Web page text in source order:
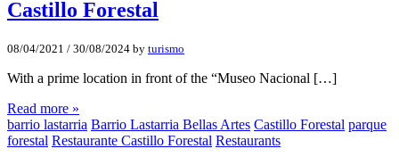
Castillo Forestal
08/04/2021 / 30/08/2024 by turismo
With a prime location in front of the “Museo Nacional […]
Read more »
barrio lastarria Barrio Lastarria Bellas Artes Castillo Forestal parque
forestal Restaurante Castillo Forestal Restaurants